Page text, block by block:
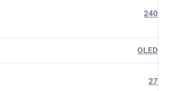
240
OLED
27